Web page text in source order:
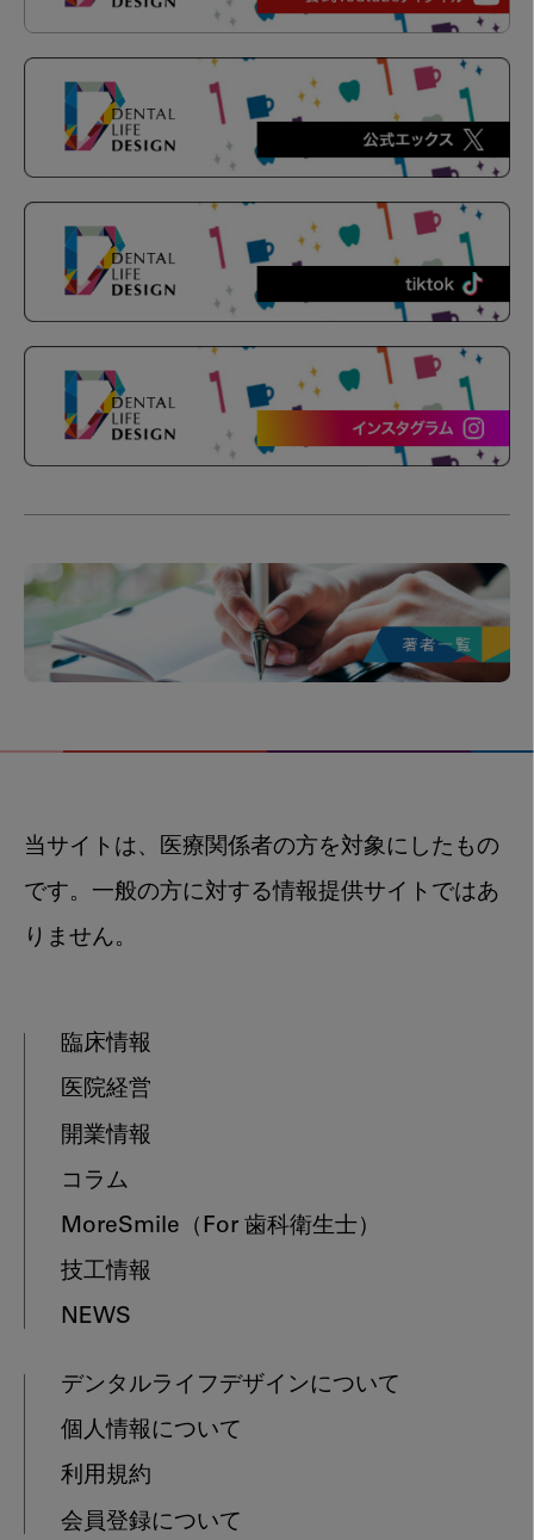
当サイトは、医療関係者の方を対象にしたもの
です。一般の方に対する情報提供サイトではあ
りません。
臨床情報
医院経営
開業情報
コラム
MoreSmile （For 歯科衛生士）
技工情報
NEWS
デンタルライフデザインについて
個人情報について
利用規約
会員登録について